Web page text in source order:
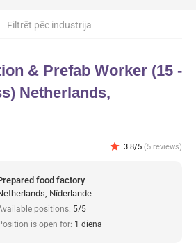
Filtrēt pēc industrija
& Prefab Worker (15 -
Netherlands,
star 3.8/5 (5 reviews)
food factory
Nīderlande
positions: 5/5
is open for: 1 diena